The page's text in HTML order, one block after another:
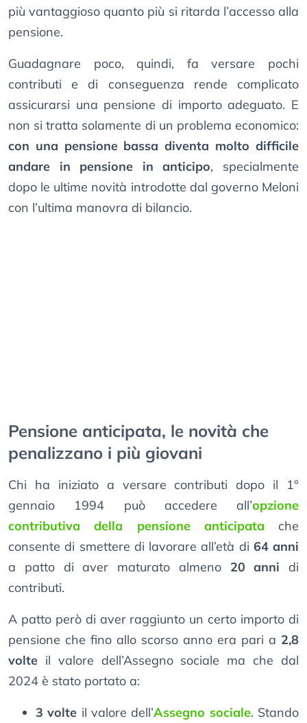
più vantaggioso quanto più si ritarda l’accesso alla
pensione.
Guadagnare poco, quindi, fa versare pochi
contributi e di conseguenza rende complicato
assicurarsi una pensione di importo adeguato. E
non si tratta solamente di un problema economico:
con una pensione bassa diventa molto difficile
andare in pensione in anticipo, specialmente
dopo le ultime novità introdotte dal governo Meloni
con l’ultima manovra di bilancio.
Pensione anticipata, le novità che
penalizzano i più giovani
Chi ha iniziato a versare contributi dopo il 1°
gennaio 1994 può accedere all’opzione
contributiva della pensione anticipata che
consente di smettere di lavorare all’età di 64 anni
a patto di aver maturato almeno 20 anni di
contributi.
A patto però di aver raggiunto un certo importo di
pensione che fino allo scorso anno era pari a 2,8
volte il valore dell’Assegno sociale ma che dal
2024 è stato portato a:
3 volte il valore dell’Assegno sociale. Stando